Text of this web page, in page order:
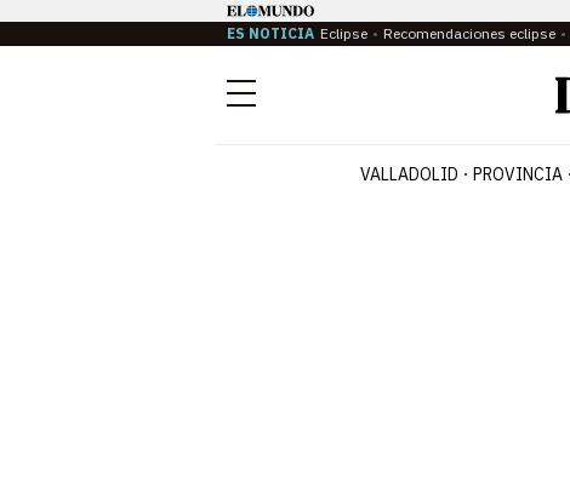
ES NOTICIA Eclipse Recomendaciones eclipse
Menú
VALLADOLID PROVINCIA